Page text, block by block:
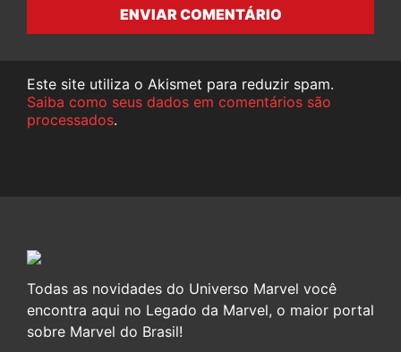
ENVIAR COMENTÁRIO
Este site utiliza o Akismet para reduzir spam.
Saiba como seus dados em comentários são
processados.
Todas as novidades do Universo Marvel você
encontra aqui no Legado da Marvel, o maior portal
sobre Marvel do Brasil!